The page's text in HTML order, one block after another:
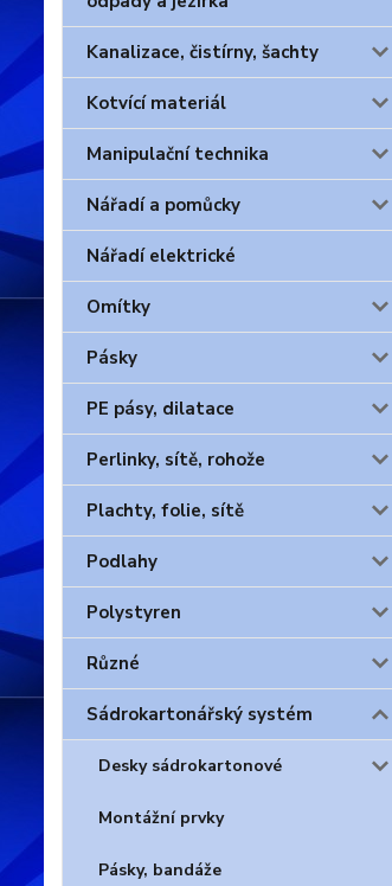
Kanalizace, čistírny, šachty
Kotvící materiál
Manipulační technika
Nářadí a pomůcky
Nářadí elektrické
Omítky
Pásky
PE pásy, dilatace
Perlinky, sítě, rohože
Plachty, folie, sítě
Podlahy
Polystyren
Různé
Sádrokartonářský systém
Desky sádrokartonové
Montážní prvky
Pásky, bandáže